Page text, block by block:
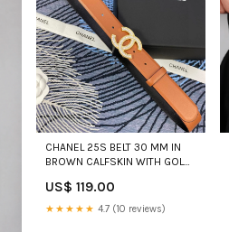
CHANEL 25S BELT 30 MM IN
BROWN CALFSKIN WITH GOLD
US$ 119.00
★★★★★ 4.7 (10 reviews)